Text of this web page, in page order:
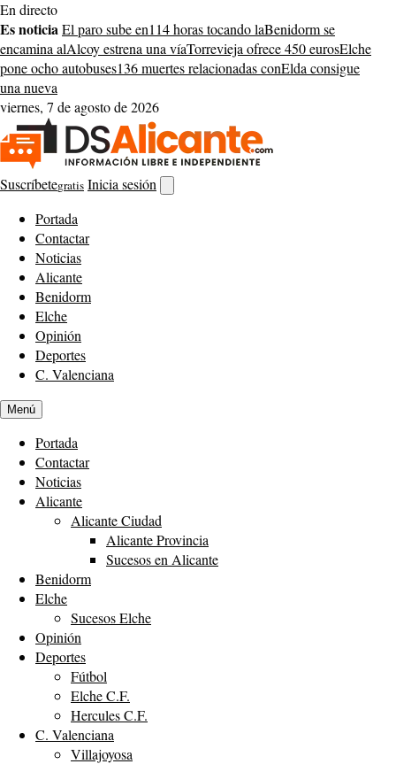
Saltar
al
contenido
En directo
Es noticiaEl paro sube en114 horas tocando laBenidorm se
encamina alAlcoy estrena una víaTorrevieja ofrece 450 eurosElche
pone ocho autobuses136 muertes relacionadas conElda consigue
una nueva
viernes, 7 de agosto de 2026
Suscríbetegratis Inicia sesión
buscador
Portada
Contactar
Noticias
Alicante
Benidorm
Elche
Opinión
Deportes
C. Valenciana
Menú
Portada
Contactar
Noticias
Alicante
Alicante Ciudad
Alicante Provincia
Sucesos en Alicante
Benidorm
Elche
Sucesos Elche
Opinión
Deportes
Fútbol
Elche C.F.
Hercules C.F.
C. Valenciana
Villajoyosa